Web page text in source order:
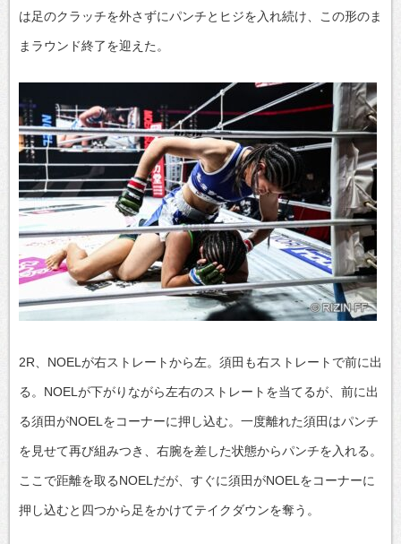
は足のクラッチを外さずにパンチとヒジを入れ続け、この形のま
まラウンド終了を迎えた。
2R、NOELが右ストレートから左。須田も右ストレートで前に出
る。NOELが下がりながら左右のストレートを当てるが、前に出
る須田がNOELをコーナーに押し込む。一度離れた須田はパンチ
を見せて再び組みつき、右腕を差した状態からパンチを入れる。
ここで距離を取るNOELだが、すぐに須田がNOELをコーナーに
押し込むと四つから足をかけてテイクダウンを奪う。